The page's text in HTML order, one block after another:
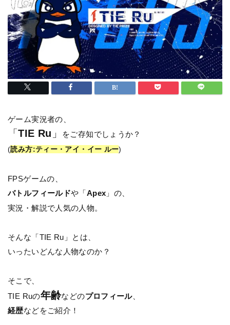
ゲーム実況者の、
「TIE Ru 」 をご存知でしょうか？
(読み方:ティー・アイ・イー ルー)
FPSゲームの、
バトルフィールドや「Apex 」の、
実況・解説で人気の人物。
そんな「TIE Ru」とは、
いったいどんな人物なのか？
そこで、
TIE Ruの年齢などのプロフィール、
経歴などをご紹介！